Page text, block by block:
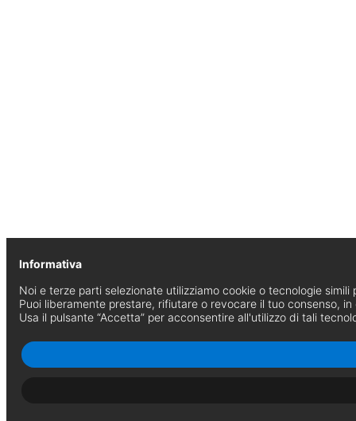
Informativa
Noi e terze parti selezionate utilizziamo cookie o tecnologie
Puoi liberamente prestare, rifiutare o revocare il tuo consenso, in
Usa il pulsante “Accetta” per acconsentire all'utilizzo di tali